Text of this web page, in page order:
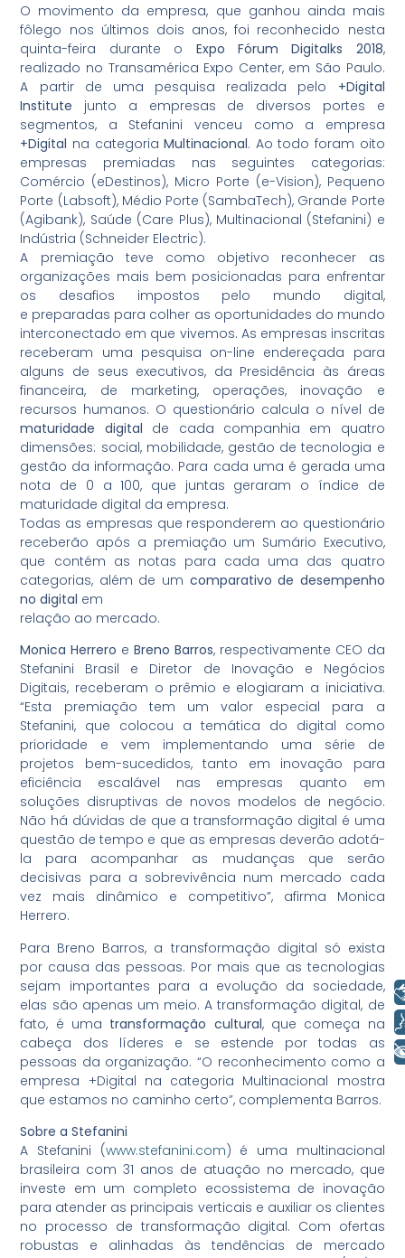
O movimento da empresa, que ganhou ainda mais
fôlego nos últimos dois anos, foi reconhecido nesta
quinta-feira durante o Expo Fórum Digitalks 2018,
realizado no Transamérica Expo Center, em São Paulo.
A partir de uma pesquisa realizada pelo +Digital
Institute junto a empresas de diversos portes e
segmentos, a Stefanini venceu como a empresa
+Digital na categoriaMultinacional. Ao todo foram oito
empresas premiadas nas seguintes categorias:
Comércio (eDestinos), Micro Porte (e-Vision), Pequeno
Porte (Labsoft), Médio Porte (SambaTech), Grande Porte
(Agibank), Saúde (Care Plus), Multinacional (Stefanini) e
Indústria (Schneider Electric).
A premiação teve como objetivo reconhecer as
organizações mais bem posicionadas para enfrentar
os desafios impostos pelo mundo digital,
e preparadas para colher as oportunidades do mundo
interconectado em que vivemos. As empresas inscritas
receberam uma pesquisa on-line endereçada para
alguns de seus executivos, da Presidência às áreas
financeira, de marketing, operações, inovação e
recursos humanos. O questionário calcula o nível de
maturidade digital de cada companhia em quatro
dimensões: social, mobilidade, gestão de tecnologia e
gestão da informação. Para cada uma é gerada uma
nota de 0 a 100, que juntas geraram o índice de
maturidade digital da empresa.
Todas as empresas que responderem ao questionário
receberão após a premiação um Sumário Executivo,
que contém as notas para cada uma das quatro
categorias, além de um comparativo de desempenho
no digital em
relação ao mercado.
Monica Herrero eBreno Barros, respectivamente CEO da
Stefanini Brasil e Diretor de Inovação e Negócios
Digitais, receberam o prêmio e elogiaram a iniciativa.
“Esta premiação tem um valor especial para a
Stefanini, que colocou a temática do digital como
prioridade e vem implementando uma série de
projetos bem-sucedidos, tanto em inovação para
eficiência escalável nas empresas quanto em
soluções disruptivas de novos modelos de negócio.
Não há dúvidas de que a transformação digital é uma
questão de tempo e que as empresas deverão adotá-
la para acompanhar as mudanças que serão
decisivas para a sobrevivência num mercado cada
vez mais dinâmico e competitivo”, afirma Monica
Herrero.
Para Breno Barros, a transformação digital só exista
por causa das pessoas. Por mais que as tecnologias
sejam importantes para a evolução da sociedade,
elas são apenas um meio. A transformação digital, de
fato, é uma transformação cultural, que começa na
cabeça dos líderes e se estende por todas as
pessoas da organização. “O reconhecimento como a
empresa +Digital na categoria Multinacional mostra
que estamos no caminho certo”, complementa Barros.
Sobre a Stefanini
A Stefanini (www.stefanini.com) é uma multinacional
brasileira com 31 anos de atuação no mercado, que
investe em um completo ecossistema de inovação
para atender as principais verticais e auxiliar os clientes
no processo de transformação digital. Com ofertas
robustas e alinhadas às tendências de mercado
Libras
Voz
+ Acessibilidade